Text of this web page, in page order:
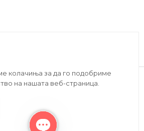
DISKONT. Изработено од
ДООЕЛ
СТРУМИЦА | ДПТУ
колачиња за да го подобриме
на нашата веб-страница.